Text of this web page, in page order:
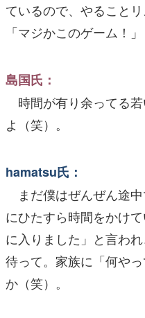
ているので、やること
「マジかこのゲーム！
島国氏：
時間が有り余ってる
よ（笑）。
hamatsu氏：
まだ僕はぜんぜん途
にひたすら時間をかけ
に入りました」と言わ
待って。家族に「何や
か（笑）。